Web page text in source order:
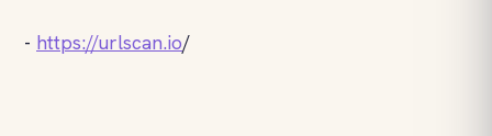
- https://urlscan.io/